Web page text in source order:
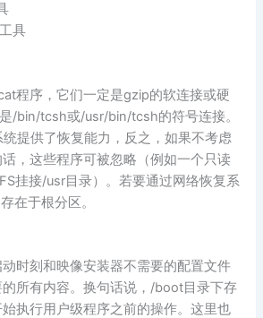
具
程序，它们一定是gzip的软连接或硬
/bin/tcsh或/usr/bin/tcsh的符号连接。
提供了恢复能力，反之，如果不考虑
，这些程序可被忽略（例如一个只读
挂接/usr目录）。若要通过网络恢复系
在于根分区。
时刻和映像安装器不需要的配置文件
所有内容。换句话说，/boot目录下存
执行用户级程序之前的操作。这里也